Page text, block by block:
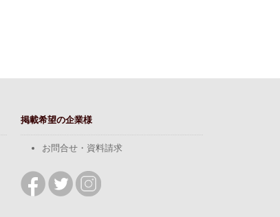
掲載希望の企業様
お問合せ・資料請求